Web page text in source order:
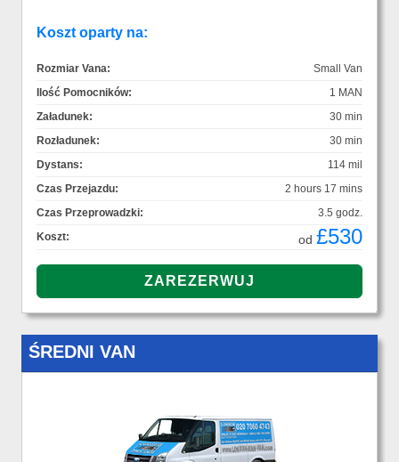
Koszt oparty na:
Rozmiar Vana:
Small Van
Ilość Pomocników:
1 MAN
Załadunek:
30 min
Rozładunek:
30 min
Dystans:
114 mil
Czas Przejazdu:
2 hours 17 mins
Czas Przeprowadzki:
3.5 godz.
Koszt:
od £530
ŚREDNI VAN